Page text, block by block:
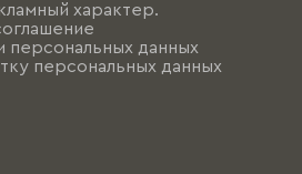
характер.
персональных данных
персональных данных